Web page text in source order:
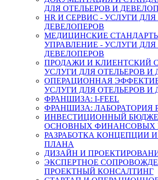
ДЛЯ ОТЕЛЬЕРОВ И
HR И СЕРВИС - УСЛУГИ
ДЕВЕЛОПЕРОВ
МЕДИЦИНСКИЕ
УПРАВЛЕНИЕ - УСЛУГИ ДЛЯ
ДЕВЕЛОПЕРОВ
ПРОДАЖИ И КЛИЕНТСКИЙ
УСЛУГИ ДЛЯ ОТЕЛЬЕРОВ И
ОПЕРАЦИОННАЯ
УСЛУГИ ДЛЯ ОТЕЛЬЕРОВ И
ФРАНШИЗА: I-FEEL
ФРАНШИЗА: ЛАБОРАТОРИЯ
ИНВЕСТИЦИОННЫЙ
ОСНОВНЫХ ФИНАНСОВЫХ
РАЗРАБОТКА КОНЦЕПЦИИ И
ПЛАНА
ДИЗАЙН И
ЭКСПЕРТНОЕ
ПРОЕКТНЫЙ КОНСАЛТИНГ